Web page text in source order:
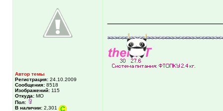
Автор темы
Регистрация: 24.10.2009
Сообщения: 8518
Изображений: 115
Откуда: МО
Пол:
В наличии: 2,301